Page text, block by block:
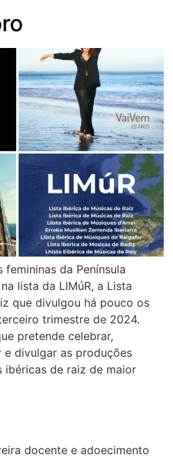
da Península
lista da LIMúR, a Lista
que divulgou há pouco os
trimestre de 2024.
pretende celebrar,
e divulgar as produções
ibéricas de raiz de maior
docente e adoecimento